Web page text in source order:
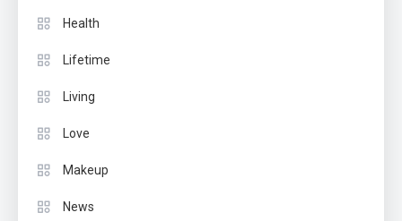
Health
Lifetime
Living
Love
Makeup
News